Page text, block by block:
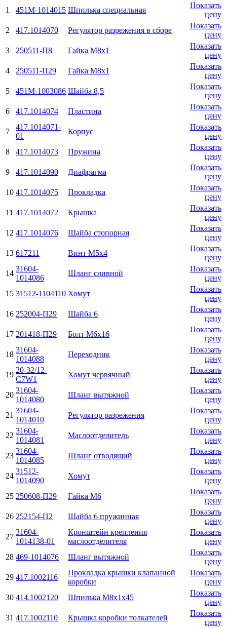
1 451М-1014015 Шпилька специальная
Показать
цену
2
417.1014070 Регулятор разрежения в сборе
Показать
цену
3
250511-П8 Гайка М8х1
Показать
цену
4
250511-П29 Гайка М8х1
Показать
цену
5
451М-1003086 Шайба 8,5
Показать
цену
6
417.1014074 Пластина
Показать
цену
7
417.1014071-
01
Корпус
Показать
цену
8
417.1014073 Пружина
Показать
цену
9
417.1014090 Диафрагма
Показать
цену
10 417.1014075 Прокладка
Показать
цену
11 417.1014072 Крышка
Показать
цену
12 417.1014076 Шайба стопорная
Показать
цену
13 617211 Винт М5х4
Показать
цену
14
31604-
1014086
Шланг сливной
Показать
цену
15 31512-1104110 Хомут
Показать
цену
16 252004-П29 Шайба 6
Показать
цену
17 201418-П29 Болт М6х16
Показать
цену
18
31604-
1014088
Переходник
Показать
цену
19
20-32/12-
C7W1
Хомут червячный
Показать
цену
20
31604-
1014080
Шланг вытяжной
Показать
цену
21
31604-
1014010
Регулятор разрежения
Показать
цену
22
31604-
1014081
Маслоотделитель
Показать
цену
23
31604-
1014085
Шланг отводящий
Показать
цену
24
31512-
1014090
Хомут
Показать
цену
25 250608-П29 Гайка М6
Показать
цену
26 252154-П2 Шайба 6 пружинная
Показать
цену
27
31604-
1014138-01
Кронштейн крепления
маслоотделителя
Показать
цену
28 469-1014076 Шланг вытяжной
Показать
цену
29 417.1002116
Прокладка крышки клапанной
коробки
Показать
цену
30 414.1002120 Шпилька М8х1х45
Показать
цену
31 417.1002110 Крышка коробки толкателей
Показать
цену